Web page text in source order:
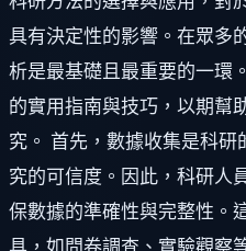
具有決定性的影響。在眾多
析是最基礎且最重要的一環
的實用指南與技巧，以期幫
究。 首先，數據收集是科
究的可信度。因此，科研人
保數據的準確性與完整性。